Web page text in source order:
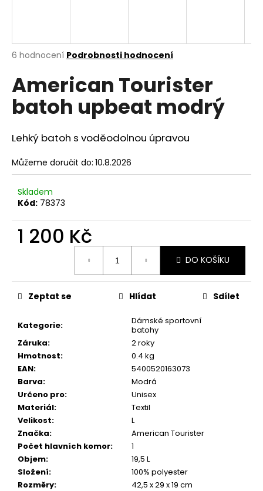
Průměrné
produktu
je
5,0
hvězdiček.
6 hodnocení Podrobnosti hodnocení
American Tourister
batoh upbeat modrý
Lehký batoh s voděodolnou úpravou
Můžeme doručit do: 10.8.2026
Skladem
Kód: 78373
1 200 Kč
DO KOŠÍKU
Kategorie:
Dámské sportovní
batohy
Záruka:
2 roky
Hmotnost:
0.4 kg
EAN:
5400520163073
Barva:
Modrá
Určeno pro:
Unisex
Materiál:
Textil
Velikost:
L
Značka:
American Tourister
Počet hlavních komor:
1
Objem:
19,5 L
Složení:
100% polyester
Rozměry:
42,5 x 29 x 19 cm
Zeptat se Hlídat Sdílet
í
t
?
HLEDAT
D
o
o
u
e
e